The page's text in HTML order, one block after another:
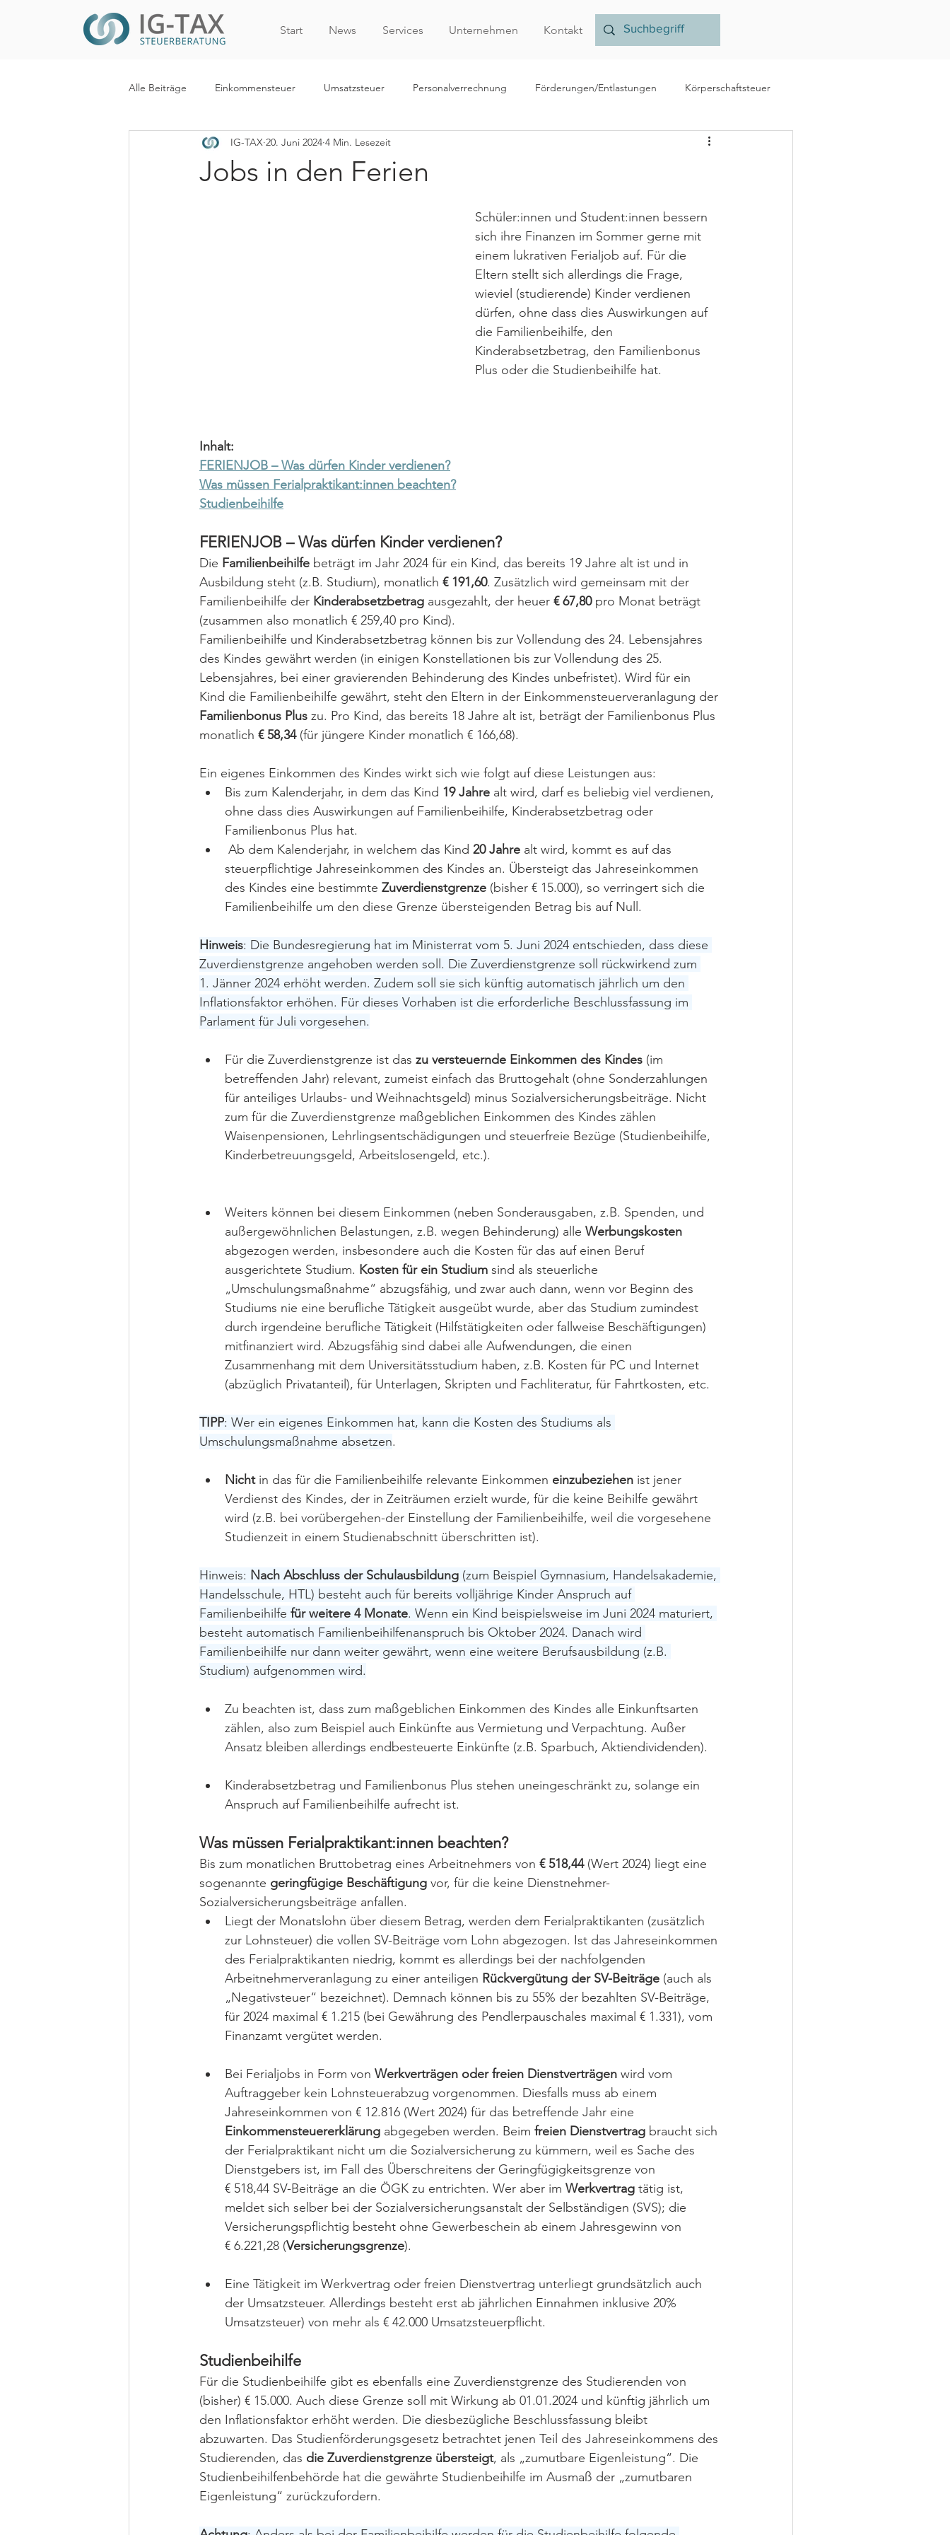
Start News Services Unternehmen Kontakt
Alle Beiträge Einkommensteuer Umsatzsteuer Personalverrechnung Förderungen/Entlastungen Körperschaftsteuer
Internationales Steuerrecht Rechnungslegung/Bilanzierung Ertragsteuer
Jobs in den Ferien
IG-TAX 20. Juni 2024 4 Min. Lesezeit
Schüler:innen und Student:innen bessern
sich ihre Finanzen im Sommer gerne mit
einem lukrativen Ferialjob auf. Für die
Eltern stellt sich allerdings die Frage,
wieviel (studierende) Kinder verdienen
dürfen, ohne dass dies Auswirkungen auf
die Familienbeihilfe, den
Kinderabsetzbetrag, den Familienbonus
Plus oder die Studienbeihilfe hat.
Inhalt:
FERIENJOB – Was dürfen Kinder verdienen?
Was müssen Ferialpraktikant:innen beachten?
Studienbeihilfe
FERIENJOB – Was dürfen Kinder verdienen?
Die Familienbeihilfe beträgt im Jahr 2024 für ein Kind, das bereits 19 Jahre alt ist und in
Ausbildung steht (z.B. Studium), monatlich € 191,60. Zusätzlich wird gemeinsam mit der
Familienbeihilfe der Kinderabsetzbetrag ausgezahlt, der heuer € 67,80 pro Monat beträgt
(zusammen also monatlich € 259,40 pro Kind).
Familienbeihilfe und Kinderabsetzbetrag können bis zur Vollendung des 24. Lebensjahres
des Kindes gewährt werden (in einigen Konstellationen bis zur Vollendung des 25.
Lebensjahres, bei einer gravierenden Behinderung des Kindes unbefristet). Wird für ein
Kind die Familienbeihilfe gewährt, steht den Eltern in der Einkommensteuerveranlagung der
Familienbonus Plus zu. Pro Kind, das bereits 18 Jahre alt ist, beträgt der Familienbonus Plus
monatlich € 58,34 (für jüngere Kinder monatlich € 166,68).
Ein eigenes Einkommen des Kindes wirkt sich wie folgt auf diese Leistungen aus:
Bis zum Kalenderjahr, in dem das Kind 19 Jahre alt wird, darf es beliebig viel verdienen,
ohne dass dies Auswirkungen auf Familienbeihilfe, Kinderabsetzbetrag oder
Familienbonus Plus hat.
Ab dem Kalenderjahr, in welchem das Kind 20 Jahre alt wird, kommt es auf das
steuerpflichtige Jahreseinkommen des Kindes an. Übersteigt das Jahreseinkommen
des Kindes eine bestimmte Zuverdienstgrenze (bisher € 15.000), so verringert sich die
Familienbeihilfe um den diese Grenze übersteigenden Betrag bis auf Null.
Hinweis: Die Bundesregierung hat im Ministerrat vom 5. Juni 2024 entschieden, dass diese
Zuverdienstgrenze angehoben werden soll. Die Zuverdienstgrenze soll rückwirkend zum
1. Jänner 2024 erhöht werden. Zudem soll sie sich künftig automatisch jährlich um den
Inflationsfaktor erhöhen. Für dieses Vorhaben ist die erforderliche Beschlussfassung im
Parlament für Juli vorgesehen.
Für die Zuverdienstgrenze ist das zu versteuernde Einkommen des Kindes (im
betreffenden Jahr) relevant, zumeist einfach das Bruttogehalt (ohne Sonderzahlungen
für anteiliges Urlaubs- und Weihnachtsgeld) minus Sozialversicherungsbeiträge. Nicht
zum für die Zuverdienstgrenze maßgeblichen Einkommen des Kindes zählen
Waisenpensionen, Lehrlingsentschädigungen und steuerfreie Bezüge (Studienbeihilfe,
Kinderbetreuungsgeld, Arbeitslosengeld, etc.).
Weiters können bei diesem Einkommen (neben Sonderausgaben, z.B. Spenden, und
außergewöhnlichen Belastungen, z.B. wegen Behinderung) alle Werbungskosten
abgezogen werden, insbesondere auch die Kosten für das auf einen Beruf
ausgerichtete Studium. Kosten für ein Studium sind als steuerliche
„Umschulungsmaßnahme“ abzugsfähig, und zwar auch dann, wenn vor Beginn des
Studiums nie eine berufliche Tätigkeit ausgeübt wurde, aber das Studium zumindest
durch irgendeine berufliche Tätigkeit (Hilfstätigkeiten oder fallweise Beschäftigungen)
mitfinanziert wird. Abzugsfähig sind dabei alle Aufwendungen, die einen
Zusammenhang mit dem Universitätsstudium haben, z.B. Kosten für PC und Internet
(abzüglich Privatanteil), für Unterlagen, Skripten und Fachliteratur, für Fahrtkosten, etc.
TIPP: Wer ein eigenes Einkommen hat, kann die Kosten des Studiums als
Umschulungsmaßnahme absetzen.
Nicht in das für die Familienbeihilfe relevante Einkommen einzubeziehen ist jener
Verdienst des Kindes, der in Zeiträumen erzielt wurde, für die keine Beihilfe gewährt
wird (z.B. bei vorübergehen-der Einstellung der Familienbeihilfe, weil die vorgesehene
Studienzeit in einem Studienabschnitt überschritten ist).
Hinweis: Nach Abschluss der Schulausbildung (zum Beispiel Gymnasium, Handelsakademie,
Handelsschule, HTL) besteht auch für bereits volljährige Kinder Anspruch auf
Familienbeihilfe für weitere 4 Monate. Wenn ein Kind beispielsweise im Juni 2024 maturiert,
besteht automatisch Familienbeihilfenanspruch bis Oktober 2024. Danach wird
Familienbeihilfe nur dann weiter gewährt, wenn eine weitere Berufsausbildung (z.B.
Studium) aufgenommen wird.
Zu beachten ist, dass zum maßgeblichen Einkommen des Kindes alle Einkunftsarten
zählen, also zum Beispiel auch Einkünfte aus Vermietung und Verpachtung. Außer
Ansatz bleiben allerdings endbesteuerte Einkünfte (z.B. Sparbuch, Aktiendividenden).
Kinderabsetzbetrag und Familienbonus Plus stehen uneingeschränkt zu, solange ein
Anspruch auf Familienbeihilfe aufrecht ist.
Was müssen Ferialpraktikant:innen beachten?
Bis zum monatlichen Bruttobetrag eines Arbeitnehmers von € 518,44 (Wert 2024) liegt eine
sogenannte geringfügige Beschäftigung vor, für die keine Dienstnehmer-
Sozialversicherungsbeiträge anfallen.
Liegt der Monatslohn über diesem Betrag, werden dem Ferialpraktikanten (zusätzlich
zur Lohnsteuer) die vollen SV-Beiträge vom Lohn abgezogen. Ist das Jahreseinkommen
des Ferialpraktikanten niedrig, kommt es allerdings bei der nachfolgenden
Arbeitnehmerveranlagung zu einer anteiligen Rückvergütung der SV-Beiträge (auch als
„Negativsteuer“ bezeichnet). Demnach können bis zu 55% der bezahlten SV-Beiträge,
für 2024 maximal € 1.215 (bei Gewährung des Pendlerpauschales maximal € 1.331), vom
Finanzamt vergütet werden.
Bei Ferialjobs in Form von Werkverträgen oder freien Dienstverträgen wird vom
Auftraggeber kein Lohnsteuerabzug vorgenommen. Diesfalls muss ab einem
Jahreseinkommen von € 12.816 (Wert 2024) für das betreffende Jahr eine
Einkommensteuererklärung abgegeben werden. Beim freien Dienstvertrag braucht sich
der Ferialpraktikant nicht um die Sozialversicherung zu kümmern, weil es Sache des
Dienstgebers ist, im Fall des Überschreitens der Geringfügigkeitsgrenze von
€ 518,44 SV-Beiträge an die ÖGK zu entrichten. Wer aber im Werkvertrag tätig ist,
meldet sich selber bei der Sozialversicherungsanstalt der Selbständigen (SVS); die
Versicherungspflichtig besteht ohne Gewerbeschein ab einem Jahresgewinn von
€ 6.221,28 (Versicherungsgrenze).
Eine Tätigkeit im Werkvertrag oder freien Dienstvertrag unterliegt grundsätzlich auch
der Umsatzsteuer. Allerdings besteht erst ab jährlichen Einnahmen inklusive 20%
Umsatzsteuer) von mehr als € 42.000 Umsatzsteuerpflicht.
Studienbeihilfe
Für die Studienbeihilfe gibt es ebenfalls eine Zuverdienstgrenze des Studierenden von
(bisher) € 15.000. Auch diese Grenze soll mit Wirkung ab 01.01.2024 und künftig jährlich um
den Inflationsfaktor erhöht werden. Die diesbezügliche Beschlussfassung bleibt
abzuwarten. Das Studienförderungsgesetz betrachtet jenen Teil des Jahreseinkommens des
Studierenden, das die Zuverdienstgrenze übersteigt, als „zumutbare Eigenleistung“. Die
Studienbeihilfenbehörde hat die gewährte Studienbeihilfe im Ausmaß der „zumutbaren
Eigenleistung“ zurückzufordern.